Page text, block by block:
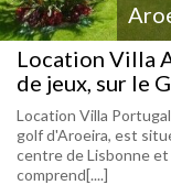
Location Villa
de jeux, sur le
Location Villa
golf d'Aroeira, est
centre de Lisbonne
comprend[....]